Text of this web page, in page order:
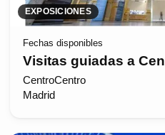
EXPOSICIONES
Fechas disponibles
Visitas guiadas a
CentroCentro
Madrid